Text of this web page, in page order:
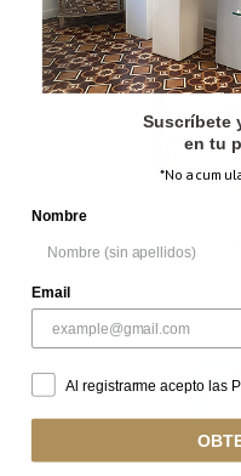
Suscríbete
en tu
*No
Nombre
Email
Al registrarme acepto las